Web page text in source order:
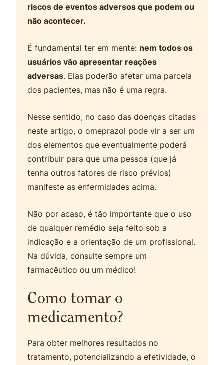
riscos de eventos adversos que podem ou
não acontecer.
É fundamental ter em mente: nem todos os
usuários vão apresentar reações
adversas. Elas poderão afetar uma parcela
dos pacientes, mas não é uma regra.
Nesse sentido, no caso das doenças citadas
neste artigo, o omeprazol pode vir a ser um
dos elementos que eventualmente poderá
contribuir para que uma pessoa (que já
tenha outros fatores de risco prévios)
manifeste as enfermidades acima.
Não por acaso, é tão importante que o uso
de qualquer remédio seja feito sob a
indicação e a orientação de um profissional.
Na dúvida, consulte sempre um
farmacêutico ou um médico!
Como tomar o
medicamento?
Para obter melhores resultados no
tratamento, potencializando a efetividade, o